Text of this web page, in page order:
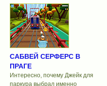
САБВЕЙ СЕРФЕРС В
ПРАГЕ
Интересно, почему Джейк для
паркура выбрал именно